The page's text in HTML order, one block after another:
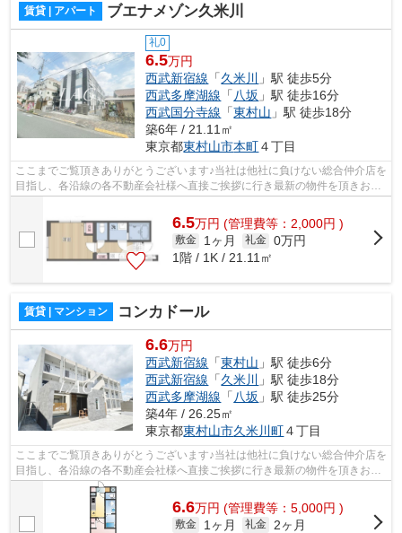
賃貸 | アパート ブエナメゾン久米川
礼0
6.5万円
西武新宿線 「久米川
」駅 徒歩5分
西武多摩湖線 「八坂 」駅 徒歩16分
西武国分寺線 「東村山 」駅 徒歩18分
築6年 / 21.11㎡
東京都東村山市本町４丁目
ここまでご覧頂きありがとうございます♪当社は他社に負けない総合仲介店を
目指し、各沿線の各不動産会社様へ直接ご挨拶に行き最新の物件を頂きお客
6.5万円 (管理費等：2,000円 )
敷金 1ヶ月 礼金 0万円
1階 / 1K / 21.11㎡
賃貸 | マンション コンカドール
6.6万円
西武新宿線 「東村山 」駅 徒歩6分
西武新宿線 「久米川
」駅 徒歩18分
西武多摩湖線 「 八坂 」駅 徒歩25分
築4年 / 26.25㎡
東京都東村山市久米川町４丁目
ここまでご覧頂きありがとうございます♪当社は他社に負けない総合仲介店を
目指し、各沿線の各不動産会社様へ直接ご挨拶に行き最新の物件を頂きお客
様へ提供しております！最新の情報は...
6.6万円 (管理費等：5,000円 )
敷金 1ヶ月 礼金
2ヶ月